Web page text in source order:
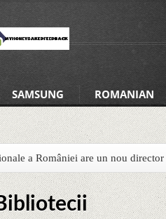
SAMSUNG ROMANIAN
a României are un nou